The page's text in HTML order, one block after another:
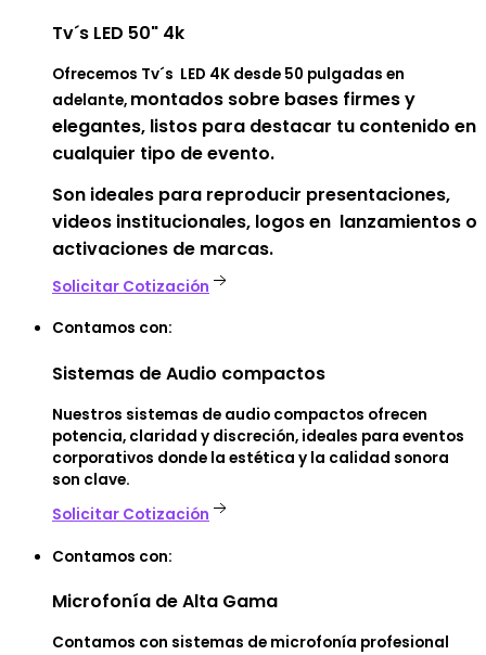
Tv´s LED 50" 4k
Ofrecemos Tv´s LED 4K desde 50 pulgadas en
adelante, montados sobre bases firmesy
elegantes, listos para destacar tu contenido en
cualquier tipo deevento.
Son ideales para reproducir presentaciones,
videos institucionales, logos en lanzamientos o
activaciones de marcas.
Solicitar Cotización
Contamos con:
Sistemas de Audio compactos
Nuestros sistemas de audio compactos ofrecen
potencia, claridad y discreción, ideales para eventos
corporativos donde la estética y la calidad sonora
son clave.
Solicitar Cotización
Contamos con:
Microfonía de Alta Gama
Contamos con sistemas de microfonía profesional